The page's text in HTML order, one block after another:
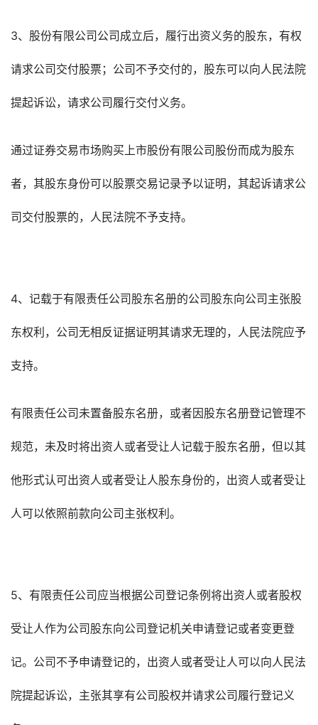
3、股份有限公司公司成立后，履行出资义务的股东，有权
请求公司交付股票；公司不予交付的，股东可以向人民法院
提起诉讼，请求公司履行交付义务。
通过证券交易市场购买上市股份有限公司股份而成为股东
者，其股东身份可以股票交易记录予以证明，其起诉请求公
司交付股票的，人民法院不予支持。
4、记载于有限责任公司股东名册的公司股东向公司主张股
东权利，公司无相反证据证明其请求无理的，人民法院应予
支持。
有限责任公司未置备股东名册，或者因股东名册登记管理不
规范，未及时将出资人或者受让人记载于股东名册，但以其
他形式认可出资人或者受让人股东身份的，出资人或者受让
人可以依照前款向公司主张权利。
5、有限责任公司应当根据公司登记条例将出资人或者股权
受让人作为公司股东向公司登记机关申请登记或者变更登
记。公司不予申请登记的，出资人或者受让人可以向人民法
院提起诉讼，主张其享有公司股权并请求公司履行登记义